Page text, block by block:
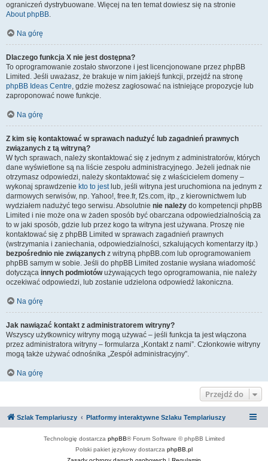
ograniczeń dystrybuowane. Więcej na ten temat dowiesz się na stronie
About phpBB.
Na górę
Dlaczego funkcja X nie jest dostępna?
To oprogramowanie zostało stworzone i jest licencjonowane przez phpBB
Limited. Jeśli uważasz, że brakuje w nim jakiejś funkcji, przejdź na stronę
phpBB Ideas Centre, gdzie możesz zagłosować na istniejące propozycje lub
zaproponować nowe funkcje.
Na górę
Z kim się kontaktować w sprawach nadużyć lub zagadnień prawnych
związanych z tą witryną?
W tych sprawach, należy skontaktować się z jednym z administratorów, których
dane wyświetlone są na liście zespołu administracyjnego. Jeżeli jednak nie
otrzymasz odpowiedzi, należy skontaktować się z właścicielem domeny –
wykonaj sprawdzenie kto to jestlub, jeśli witryna jest uruchomiona na jednym z
darmowych serwisów, np. Yahoo!, free.fr, f2s.com, itp., z kierownictwem lub
wydziałem nadużyć tego serwisu. Absolutnie nie należy do kompetencji phpBB
Limited i nie może ona w żaden sposób być obarczana odpowiedzialnością za
to w jaki sposób, gdzie lub przez kogo ta witryna jest używana. Proszę nie
kontaktować się z phpBB Limited w sprawach zagadnień prawnych
(wstrzymania i zaniechania, odpowiedzialności, szkalujących komentarzy itp.)
bezpośrednio nie związanych z witryną phpBB.com lub oprogramowaniem
phpBB samym w sobie. Jeśli do phpBB Limited zostanie wysłana wiadomość
dotycząca innych podmiotówużywających tego oprogramowania, nie należy
oczekiwać odpowiedzi, lub zostanie udzielona odpowiedź lakoniczna.
Na górę
Jak nawiązać kontakt z administratorem witryny?
Wszyscy użytkownicy witryny mogą używać – jeśli funkcja ta jest włączona
przez administratora witryny – formularza „Kontakt z nami”. Członkowie witryny
mogą także używać odnośnika „Zespół administracyjny”.
Na górę
Przejdź do
Szlak Templariuszy Platformy interaktywne Szlaku Templariuszy
Technologię dostarcza phpBB® Forum Software © phpBB Limited
Polski pakiet językowy dostarcza phpBB.pl